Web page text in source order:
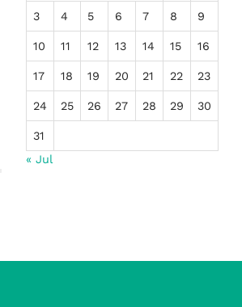
3 4 5 6 7 8 9
10 11 12 13 14 15 16
17 18 19 20 21 22 23
24 25 26 27 28 29 30
31
« Jul